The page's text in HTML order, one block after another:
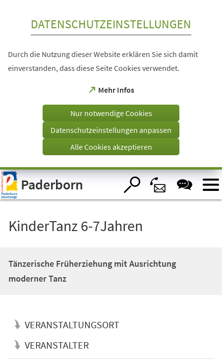
Visuelle
Assistenzsoftware
öffnen.
DATENSCHUTZEINSTELLUNGEN
Durch die Nutzung dieser Website erklären Sie sich damit
einverstanden, dass diese Seite Cookies verwendet.
Mehr Infos
(Öffnet
einem
Tab)
Nur notwendige Cookies
Datenschutzeinstellungen anpassen
Alle Cookies akzeptieren
Paderborn
KinderTanz 6-7Jahren
Tänzerische Früherziehung mit Ausrichtung
moderner Tanz
VERANSTALTUNGSORT
VERANSTALTER